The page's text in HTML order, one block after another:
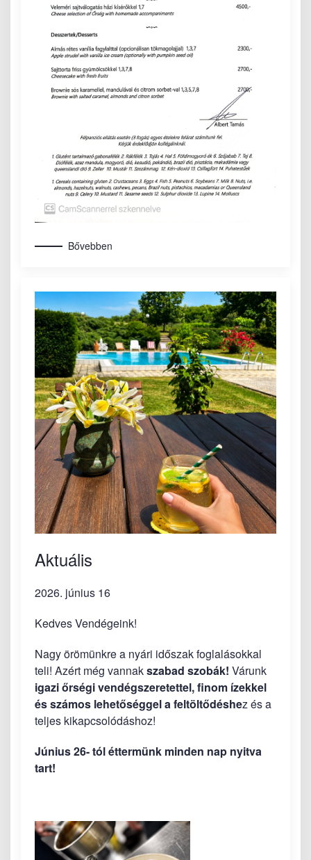
Bővebben
Aktuális
2026. június 16
Kedves Vendégeink!
Nagy örömünkre a nyári időszak foglalásokkal
teli! Azért még vannakszabad szobák! Várunk
igazi őrségi vendégszeretettel, finom ízekkel
és számos lehetőséggel a feltöltődéshez és a
teljes kikapcsolódáshoz!
Június 26- tól éttermünk minden nap nyitva
tart!